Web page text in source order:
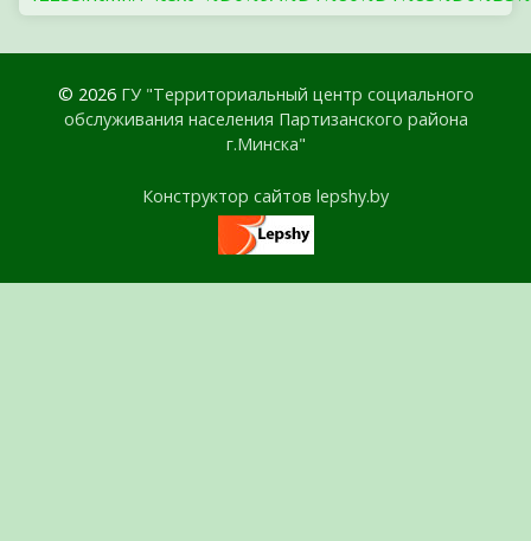
© 2026 ГУ "Территориальный центр социального
обслуживания населения Партизанского района
г.Минска"
Конструктор сайтов lepshy.by